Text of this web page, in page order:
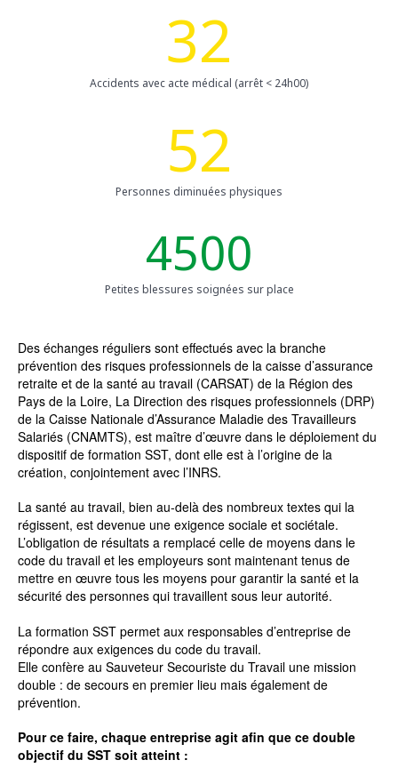
32
Accidents avec acte médical (arrêt < 24h00)
52
Personnes diminuées physiques
4500
Petites blessures soignées sur place
Des échanges réguliers sont effectués avec la branche
prévention des risques professionnels de la caisse d’assurance
retraite et de la santé au travail (CARSAT) de la Région des
Pays de la Loire, La Direction des risques professionnels (DRP)
de la Caisse Nationale d’Assurance Maladie des Travailleurs
Salariés (CNAMTS), est maître d’œuvre dans le déploiement du
dispositif de formation SST, dont elle est à l’origine de la
création, conjointement avec l’INRS.
La santé au travail, bien au-delà des nombreux textes qui la
régissent, est devenue une exigence sociale et sociétale.
L’obligation de résultats a remplacé celle de moyens dans le
code du travail et les employeurs sont maintenant tenus de
mettre en œuvre tous les moyens pour garantir la santé et la
sécurité des personnes qui travaillent sous leur autorité.
La formation SST permet aux responsables d’entreprise de
répondre aux exigences du code du travail.
Elle confère au Sauveteur Secouriste du Travail une mission
double : de secours en premier lieu mais également de
prévention.
Pour ce faire, chaque entreprise agit afin que ce double
objectif du SST soit atteint :